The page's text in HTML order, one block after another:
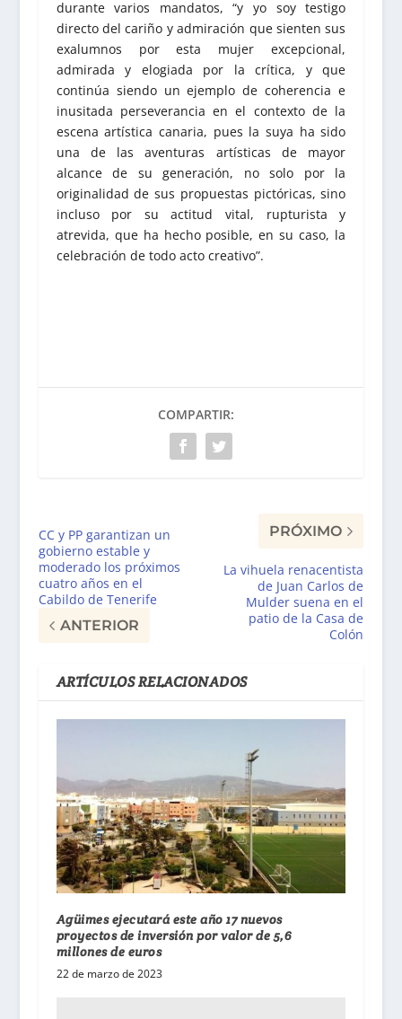
durante varios mandatos, “y yo soy testigo
directo del cariño y admiración que sienten sus
exalumnos por esta mujer excepcional,
admirada y elogiada por la crítica, y que
continúa siendo un ejemplo de coherencia e
inusitada perseverancia en el contexto de la
escena artística canaria, pues la suya ha sido
una de las aventuras artísticas de mayor
alcance de su generación, no solo por la
originalidad de sus propuestas pictóricas, sino
incluso por su actitud vital, rupturista y
atrevida, que ha hecho posible, en su caso, la
celebración de todo acto creativo”.
COMPARTIR:
CC y PP garantizan un
gobierno estable y
moderado los próximos
cuatro años en el
Cabildo de Tenerife
ANTERIOR
PRÓXIMO
La vihuela renacentista
de Juan Carlos de
Mulder suena en el
patio de la Casa de
Colón
ARTÍCULOS RELACIONADOS
Agüimes ejecutará este año 17 nuevos
proyectos de inversión por valor de 5,6
millones de euros
22 de marzo de 2023